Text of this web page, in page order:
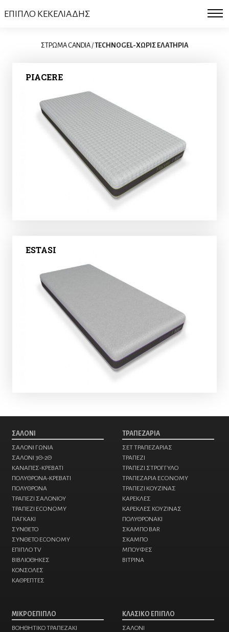
ΕΠΙΠΛΟ ΚΕΚΕΛΙΑΔΗΣ
ΣΑΛΟΝΙ
ΣΑΛΟΝΙ ΓΩΝΙΑ
ΣΑΛΟΝΙ 3Θ-2Θ
ΚΑΝΑΠΕΣ-ΚΡΕΒΑΤΙ
ΠΟΛΥΘΡΟΝΑ-ΚΡΕΒΑΤΙ
ΠΟΛΥΘΡΟΝΑ
ΤΡΑΠΕΖΙ ΣΑΛΟΝΙΟΥ
ΤΡΑΠΕΖΙ ECONOMY
ΠΑΓΚΑΚΙ
ΣΥΝΘΕΤΟ
ΣΥΝΘΕΤΟ ECONOMY
ΕΠΙΠΛΟ TV
ΒΙΒΛΙΟΘΗΚΕΣ
ΚΟΝΣΟΛΕΣ
ΚΑΘΡΕΠΤΕΣ
ΤΡΑΠΕΖΑΡΙΑ
ΣΕΤ ΤΡΑΠΕΖΑΡΙΑΣ
ΤΡΑΠΕΖΙ
ΤΡΑΠΕΖΙ ΣΤΡΟΓΓΥΛΟ
ΤΡΑΠΕΖΑΡΙΑ ECONOMY
ΤΡΑΠΕΖΙ ΚΟΥΖΙΝΑΣ
ΚΑΡΕΚΛΕΣ
ΚΑΡΕΚΛΕΣ ΚΟΥΖΙΝΑΣ
ΠΟΛΥΘΡΟΝΑKI
ΣΚΑΜΠΟ BAR
ΣΚΑΜΠΟ
ΜΠΟΥΦΕΣ
ΒΙΤΡΙΝΑ
ΜΙΚΡΟΕΠΙΠΛΟ
ΒΟΗΘΗΤΙΚΟ ΤΡΑΠΕΖΑΚΙ
ΚΛΑΣΙΚΟ ΕΠΙΠΛΟ
ΣΑΛΟΝΙ
ΣΤΡΩΜΑ CANDIA/TECHNOGEL-ΧΩΡΙΣ ΕΛΑΤΗΡΙΑ
PIACERE
ESTASI